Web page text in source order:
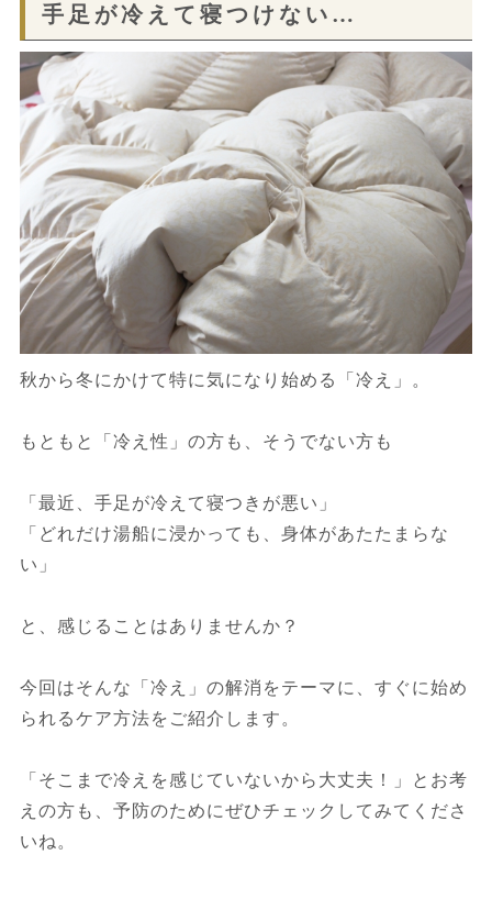
手足が冷えて寝つけない…
秋から冬にかけて特に気になり始める「冷え」。
もともと「冷え性」の方も、そうでない方も
「最近、手足が冷えて寝つきが悪い」
「どれだけ湯船に浸かっても、身体があたたまらな
い」
と、感じることはありませんか？
今回はそんな「冷え」の解消をテーマに、すぐに始め
られるケア方法をご紹介します。
「そこまで冷えを感じていないから大丈夫！」とお考
えの方も、予防のためにぜひチェックしてみてくださ
いね。